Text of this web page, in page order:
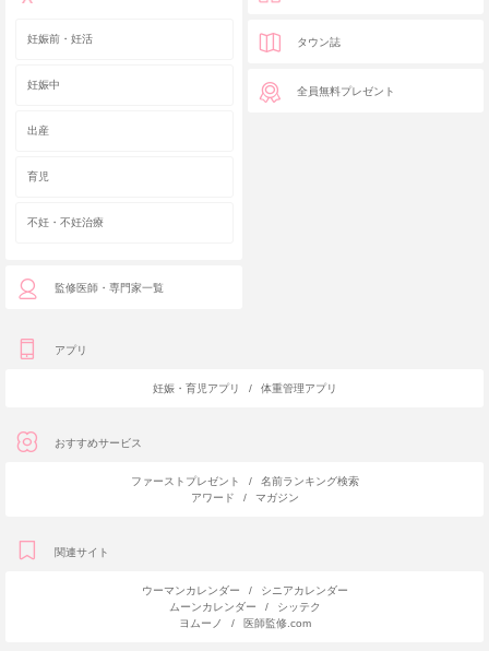
妊娠前・妊活
妊娠中
出産
育児
不妊・不妊治療
監修医師・専門家一覧
タウン誌
全員無料プレゼント
アプリ
妊娠・育児アプリ / 体重管理アプリ
おすすめサービス
ファーストプレゼント /
名前ランキング検索
アワード
/ マガジン
関連サイト
ウーマンカレンダー /
シニアカレンダー
ムーンカレンダー
/
シッテク
ヨムーノ
/ 医師監修.com